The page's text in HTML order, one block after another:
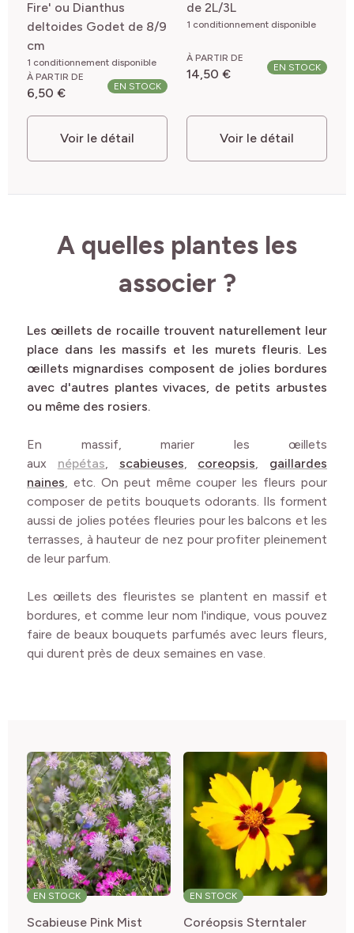
Fire' ou Dianthus
deltoides Godet de 8/9
cm
1 conditionnement disponible
À PARTIR DE
6,50 € EN STOCK
Voir le détail
de 2L/3L
1 conditionnement disponible
À PARTIR DE
14,50 € EN STOCK
Voir le détail
A quelles plantes les
associer ?
Les œillets de rocaille trouvent naturellement leur
place dans les massifs et les murets fleuris. Les
œillets mignardises composent de jolies bordures
avec d'autres plantes vivaces, de petits arbustes
ou même des rosiers.
En massif, marier les œillets
aux népétas, scabieuses, coreopsis, gaillardes
naines, etc. On peut même couper les fleurs pour
composer de petits bouquets odorants. Ils forment
aussi de jolies potées fleuries pour les balcons et les
terrasses, à hauteur de nez pour profiter pleinement
de leur parfum.
Les œillets des fleuristes se plantent en massif et
bordures, et comme leur nom l'indique, vous pouvez
faire de beaux bouquets parfumés avec leurs fleurs,
qui durent près de deux semaines en vase.
EN STOCK
Scabieuse Pink Mist
EN STOCK
Coréopsis Sterntaler